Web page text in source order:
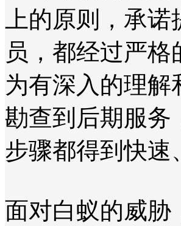
上的原则，承
员，都经过严
为有深入的理
勘查到后期服务
步骤都得到快速
面对白蚁的威胁